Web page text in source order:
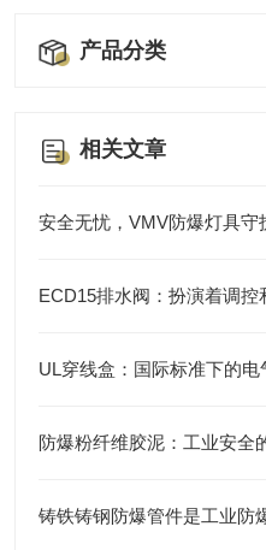
产品分类
相关文章
安全无忧，VMV防爆灯具守
ECD15排水阀：扮演着调
UL穿线盒：国际标准下的
防爆粉纤维胶泥：工业安全